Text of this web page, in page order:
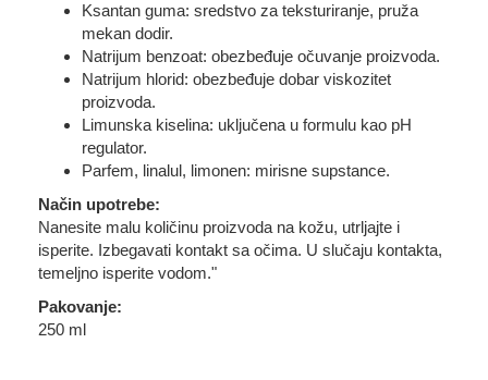
Ksantan guma: sredstvo za teksturiranje, pruža
mekan dodir.
Natrijum benzoat: obezbeđuje očuvanje proizvoda.
Natrijum hlorid: obezbeđuje dobar viskozitet
proizvoda.
Limunska kiselina: uključena u formulu kao pH
regulator.
Parfem, linalul, limonen: mirisne supstance.
Način upotrebe:
Nanesite malu količinu proizvoda na kožu, utrljajte i
isperite. Izbegavati kontakt sa očima. U slučaju kontakta,
temeljno isperite vodom."
Pakovanje:
250 ml